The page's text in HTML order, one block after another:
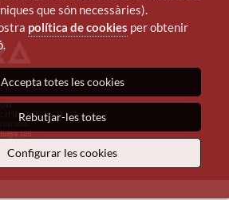
que són necessàries).
política de cookies per obtenir
Accepta totes les cookies
Rebutjar-les totes
Configurar les cookies